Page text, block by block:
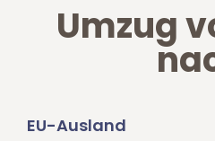
Umzug
EU-Ausland